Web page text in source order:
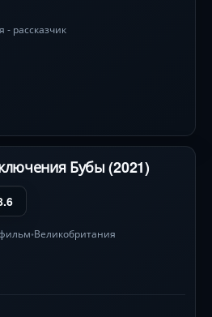
- рассказчик
Бубы (2021)
•Великобритания